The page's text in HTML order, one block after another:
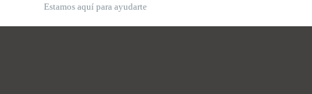
Estamos aquí para ayudarte